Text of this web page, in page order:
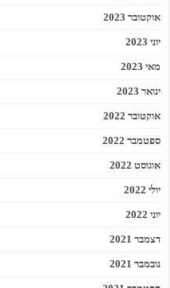
אוקטובר 2023
יוני 2023
מאי 2023
ינואר 2023
אוקטובר 2022
ספטמבר 2022
אוגוסט 2022
יולי 2022
יוני 2022
דצמבר 2021
נובמבר 2021